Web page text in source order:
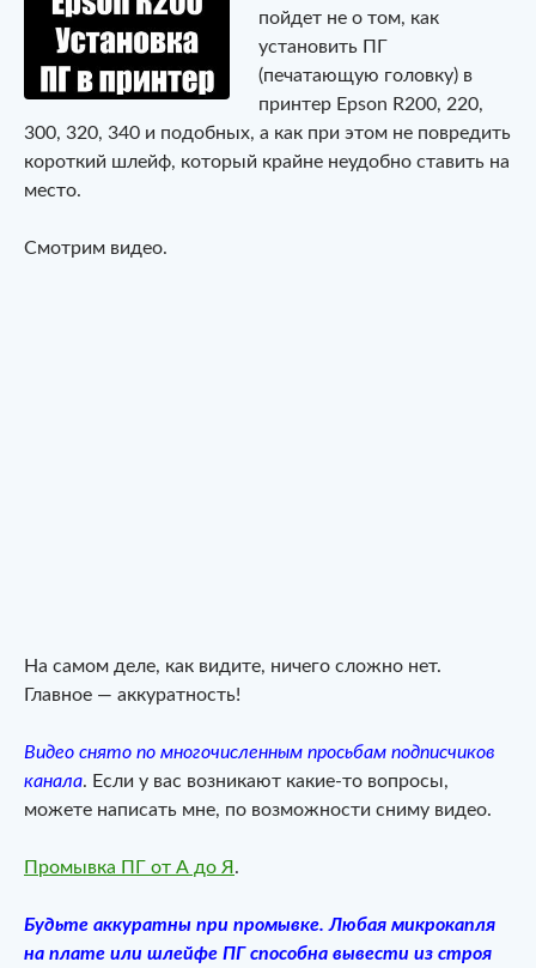
пойдет не о том, как
установить ПГ
(печатающую головку) в
принтер Epson R200, 220,
300, 320, 340 и подобных, а как при этом не повредить
короткий шлейф, который крайне неудобно ставить на
место.
Смотрим видео.
На самом деле, как видите, ничего сложно нет.
Главное — аккуратность!
Видео снято по многочисленным просьбам подписчиков
канала. Если у вас возникают какие-то вопросы,
можете написать мне, по возможности сниму видео.
Промывка ПГ от А до Я .
Будьте аккуратны при промывке. Любая микрокапля
на плате или шлейфе ПГ способна вывести из строя